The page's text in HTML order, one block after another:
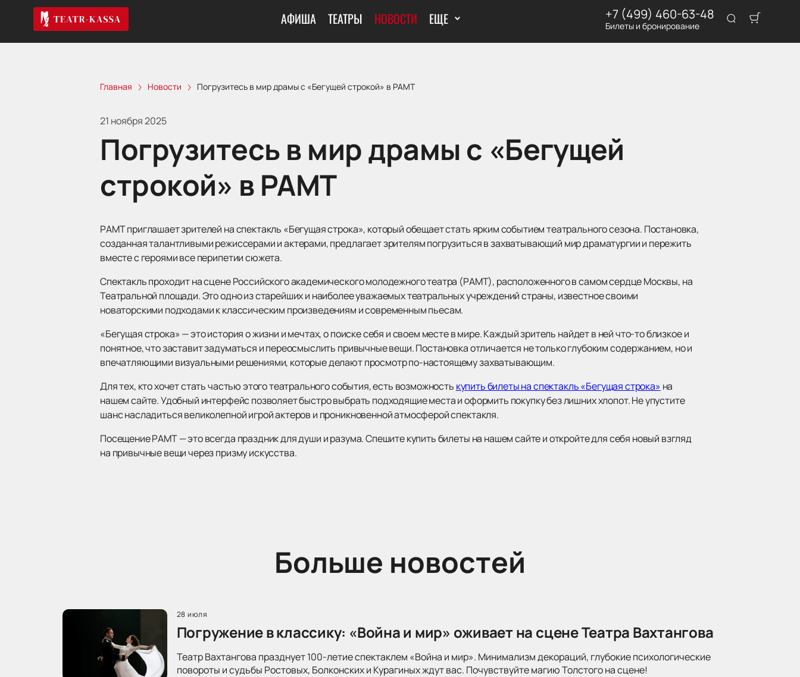
АФИША ТЕАТРЫ НОВОСТИ ЕЩЕ +7 (499) 460-63-48
Билеты и бронирование
Главная Новости Погрузитесь в мир драмы с «Бегущей строкой» в РАМТ
21 ноября 2025
Погрузитесь в мир драмы с «Бегущей
строкой» в РАМТ
РАМТ приглашает зрителей на спектакль «Бегущая строка», который обещает стать ярким событием театрального сезона. Постановка,
созданная талантливыми режиссерами и актерами, предлагает зрителям погрузиться в захватывающий мир драматургии и пережить
вместе с героями все перипетии сюжета.
Спектакль проходит на сцене Российского академического молодежного театра (РАМТ), расположенного в самом сердце Москвы, на
Театральной площади. Это одно из старейших и наиболее уважаемых театральных учреждений страны, известное своими
новаторскими подходами к классическим произведениям и современным пьесам.
«Бегущая строка» — это история о жизни и мечтах, о поиске себя и своем месте в мире. Каждый зритель найдет в ней что-то близкое и
понятное, что заставит задуматься и переосмыслить привычные вещи. Постановка отличается не только глубоким содержанием, но и
впечатляющими визуальными решениями, которые делают просмотр по-настоящему захватывающим.
Для тех, кто хочет стать частью этого театрального события, есть возможность купить билеты на спектакль «Бегущая строка» на
нашем сайте. Удобный интерфейс позволяет быстро выбрать подходящие места и оформить покупку без лишних хлопот. Не упустите
шанс насладиться великолепной игрой актеров и проникновенной атмосферой спектакля.
Посещение РАМТ — это всегда праздник для души и разума. Спешите купить билеты на нашем сайте и откройте для себя новый взгляд
на привычные вещи через призму искусства.
Больше новостей
28 июля
Погружение в классику: «Война и мир» оживает на сцене Театра Вахтангова
Театр Вахтангова празднует 100-летие спектаклем «Война и мир». Минимализм декораций, глубокие психологические
повороты и судьбы Ростовых, Болконских и Курагиных ждут вас. Почувствуйте магию Толстого на сцене!